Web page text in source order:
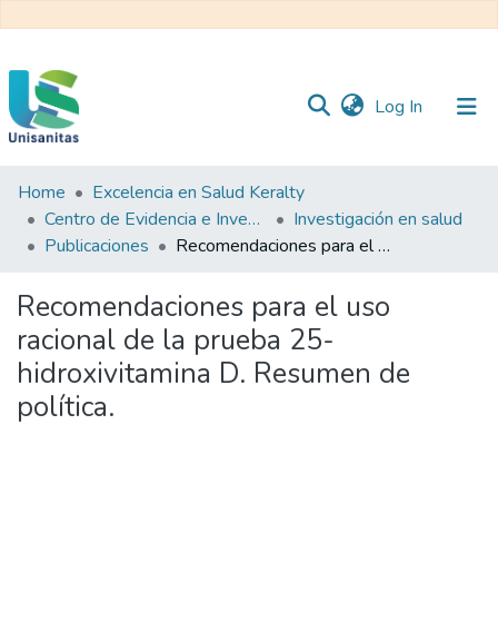
Log In (current)
Inicio
Web
Unisanitas
Web
Home
Excelencia en Salud Keralty
Centro de Evidencia e Investigación para las Decisiones en Salud – CEIDS
Investigación en salud
Publicaciones
Recomendaciones para el uso racional de la prueba 25-hidroxivitamina D. Resumen de política.
Recomendaciones para el uso
racional de la prueba 25-
hidroxivitamina D. Resumen de
política.